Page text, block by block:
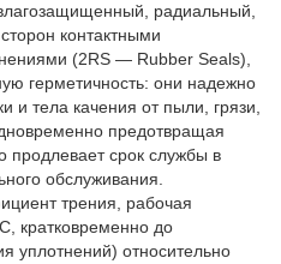
радиальный,
контактными
(2RS — Rubber Seals),
герметичность: они надежно
и тела качения от пыли, грязи,
предотвращая
продлевает срок службы в
обслуживания.
трения, рабочая
кратковременно до
уплотнений) относительно